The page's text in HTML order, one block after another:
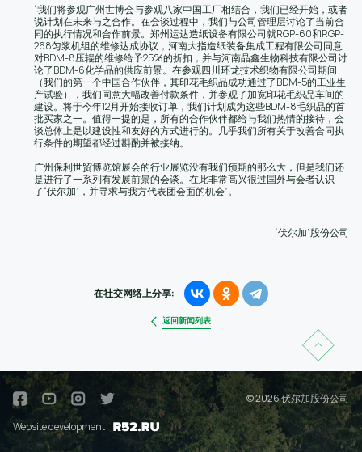
“我们将参观广州世博会与参观八家中国工厂相结合，我们已经开始，或者
说计划在未来与之合作。在会谈过程中，我们与公司管理层讨论了当前合
同的执行情况和合作前景。郑州运达造纸设备有限公司就RGP-60和RGP-
268匀浆机组的维修达成协议，河南大指造纸装备集成工程有限公司同意
对BDM-8压辊的维修给予25%的折扣，并与河南晶鑫生物科技有限公司讨
论了BDM-6化学品的供应前景。在参观四川环龙技术织物有限公司期间
（我们的第一个中国合作伙伴，其印花毛织品成功通过了BDM-5的工业生
产试验），我们同意大幅改善付款条件，并参观了加宽印花毛织品车间的
建设。将于今年12月开始接收订单，我们计划成为这些BDM-8毛织品的首
批买家之一。值得一提的是，所有的合作伙伴都给与我们热情的接待，会
谈总体上是以建设性和友好的方式进行的。几乎我们所有关于改善合同执
行条件的期望都经过斟酌并被接纳。
广州保利世贸博览馆展会的行业展览没有我们预期的那么大，但是我们还
是进行了一系列有发展前景的会谈。在此非常高兴很过国外与会者认识
了“伏尔加”，并寻求与我方代表团会面的机会”。
“伏尔加”股份公司
返回新闻列表
在社交网络上分享:
© 2026 伏尔加股份公司
Website development